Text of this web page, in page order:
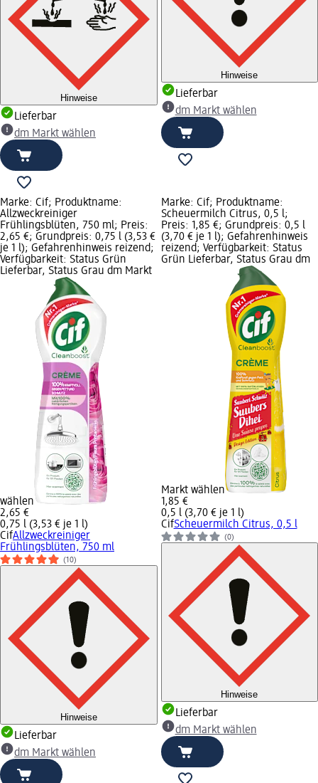
Hinweise
Lieferbar
dm Markt wählen
Hinweise
Lieferbar
dm Markt wählen
Marke: Cif; Produktname:
Allzweckreiniger
Frühlingsblüten, 750 ml; Preis:
2,65 €; Grundpreis: 0,75 l (3,53 €
je 1 l); Gefahrenhinweis reizend;
Verfügbarkeit: Status Grün
Lieferbar, Status Grau dm Markt
wählen
2,65 €
0,75 l (3,53 € je 1 l)
CifAllzweckreiniger
Frühlingsblüten, 750 ml
(10)
Hinweise
Lieferbar
dm Markt wählen
Marke: Cif; Produktname:
Scheuermilch Citrus, 0,5 l;
Preis: 1,85 €; Grundpreis: 0,5 l
(3,70 € je 1 l); Gefahrenhinweis
reizend; Verfügbarkeit: Status
Grün Lieferbar, Status Grau dm
Markt wählen
1,85 €
0,5 l (3,70 € je 1 l)
CifScheuermilch Citrus, 0,5 l
(0)
Hinweise
Lieferbar
dm Markt wählen